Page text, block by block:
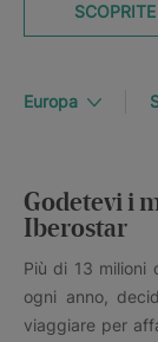
Europa
Godetevi i
Iberostar
Più di 13 milioni
ogni anno,
viaggiare per